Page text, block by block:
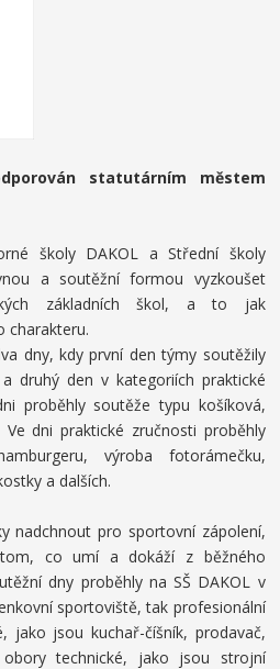
statutárním městem
školy DAKOL a Střední školy
a soutěžní formou vyzkoušet
základních škol, a to jak
charakteru.
dny, kdy první den týmy soutěžily
druhý den v kategoriích praktické
proběhly soutěže typu košíková,
dni praktické zručnosti proběhly
výroba fotorámečku,
a dalších.
nadchnout pro sportovní zápolení,
co umí a dokáží z běžného
dny proběhly na SŠ DAKOL v
sportoviště, tak profesionální
jako jsou kuchař-číšník, prodavač,
technické, jako jsou strojní